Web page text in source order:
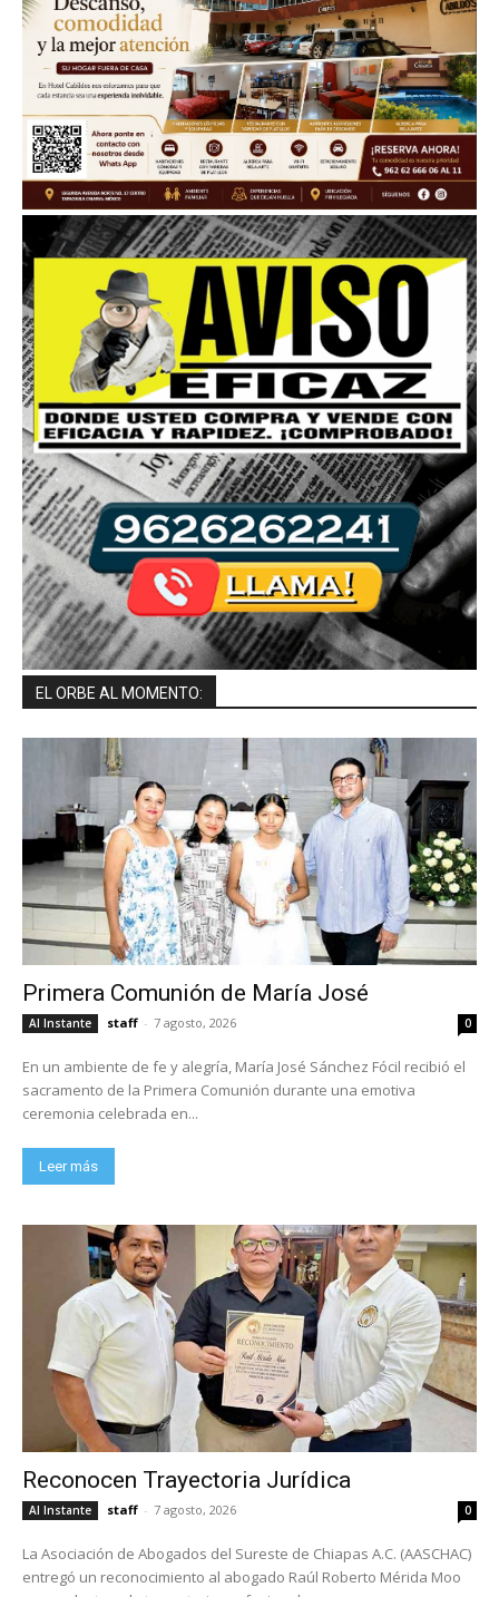
EL ORBE AL MOMENTO:
Primera Comunión de María José
Al Instante staff - 7 agosto, 2026 0
En un ambiente de fe y alegría, María José Sánchez Fócil recibió el
sacramento de la Primera Comunión durante una emotiva
ceremonia celebrada en...
Leer más
Reconocen Trayectoria Jurídica
Al Instante staff - 7 agosto, 2026 0
La Asociación de Abogados del Sureste de Chiapas A.C. (AASCHAC)
entregó un reconocimiento al abogado Raúl Roberto Mérida Moo